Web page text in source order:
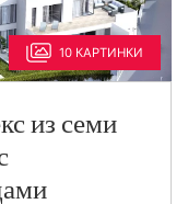
10 КАРТИНКИ
из семи